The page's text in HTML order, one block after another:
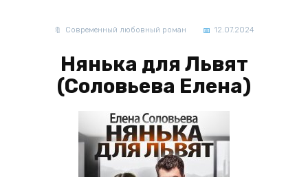
Современный любовный роман 12.07.2024
Нянька для Львят
(Соловьева Елена)